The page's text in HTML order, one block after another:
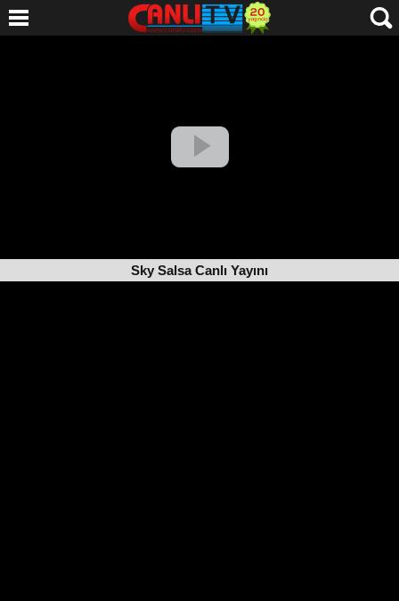
Sky Salsa Canlı Yayını